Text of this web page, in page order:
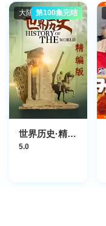
大陆综艺第100集完结
世界历史·精编版
5.0